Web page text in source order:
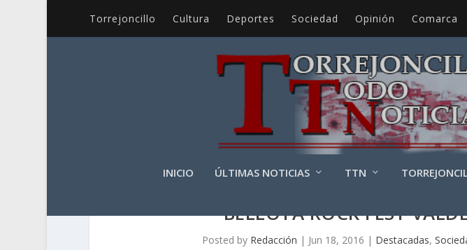
Torrejoncillo Cultura Deportes Sociedad Opinión Comarca
INICIO ÚLTIMAS NOTICIAS TTN
BELLOTA ROCK FEST
Posted by Redacción | Jun 18, 2016 | Destacadas,